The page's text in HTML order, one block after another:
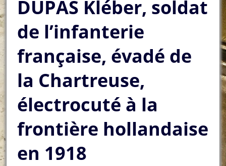
DUPAS Kléber, soldat
de l’infanterie
française, évadé de
la Chartreuse,
électrocuté à la
frontière hollandaise
en 1918